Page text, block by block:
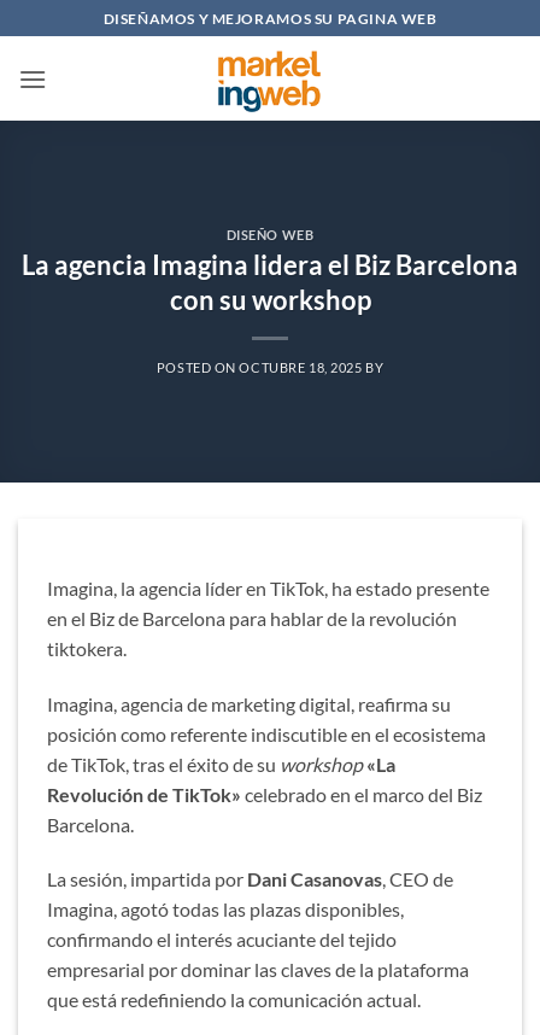
al
contenido
DISEÑAMOS Y MEJORAMOS SU PAGINA WEB
DISEÑO WEB
La agencia Imagina lidera el Biz Barcelona
con su workshop
POSTED ONOCTUBRE 18, 2025 BY
Imagina, la agencia líder en TikTok, ha estado presente
en el Biz de Barcelona para hablar de la revolución
tiktokera.
Imagina, agencia de marketing digital, reafirma su
posición como referente indiscutible en el ecosistema
de TikTok, tras el éxito de su workshop«La
Revolución de TikTok» celebrado en el marco del Biz
Barcelona.
La sesión, impartida por Dani Casanovas, CEO de
Imagina, agotó todas las plazas disponibles,
confirmando el interés acuciante del tejido
empresarial por dominar las claves de la plataforma
que está redefiniendo la comunicación actual.